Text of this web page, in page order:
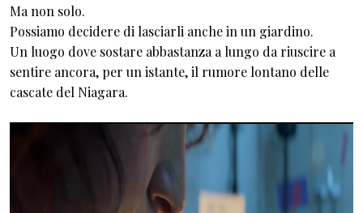
Ma non solo.
Possiamo decidere di lasciarli anche in un giardino.
Un luogo dove sostare abbastanza a lungo da riuscire a
sentire ancora, per un istante, il rumore lontano delle
cascate del Niagara.